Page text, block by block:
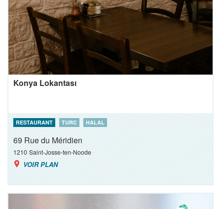
Konya Lokantası
RESTAURANT TURC HALAL
69 Rue du Méridien
1210 Saint-Josse-ten-Noode
VOIR PLAN